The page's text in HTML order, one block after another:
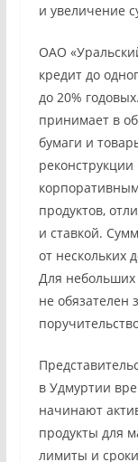
и увеличение
ОАО
кредит до
до 20%
принимает в
бумаги и
продуктов,
и ставкой.
от нескольких
Для небольших
не обязателен
в Удмуртии
начинают
продукты для
лимиты и